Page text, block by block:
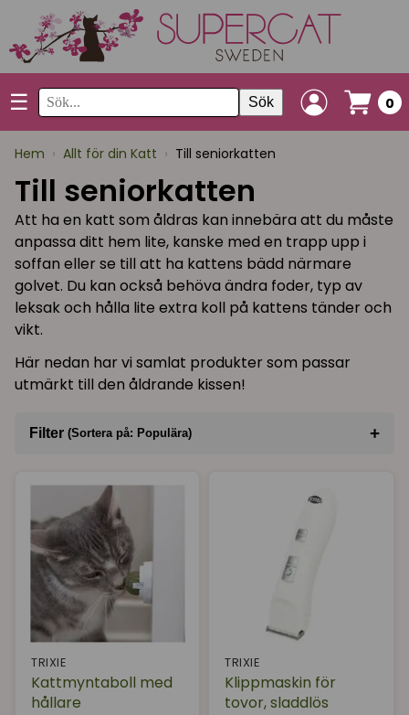
☰ Sök 0
Hem › Allt för din Katt › Till seniorkatten
Till seniorkatten
Att ha en katt som åldras kan innebära att du måste
anpassa ditt hem lite, kanske med en trapp upp i
soffan eller se till att ha kattens bädd närmare
golvet. Du kan också behöva ändra foder, typ av
leksak och hålla lite extra koll på kattens tänder och
vikt.
Här nedan har vi samlat produkter som passar
utmärkt till den åldrande kissen!
Filter (Sortera på: Populära) +
Varumärke
I lager
TRIXIE
Kattmyntaboll med
hållare
TRIXIE
Klippmaskin för
tovor, sladdlös